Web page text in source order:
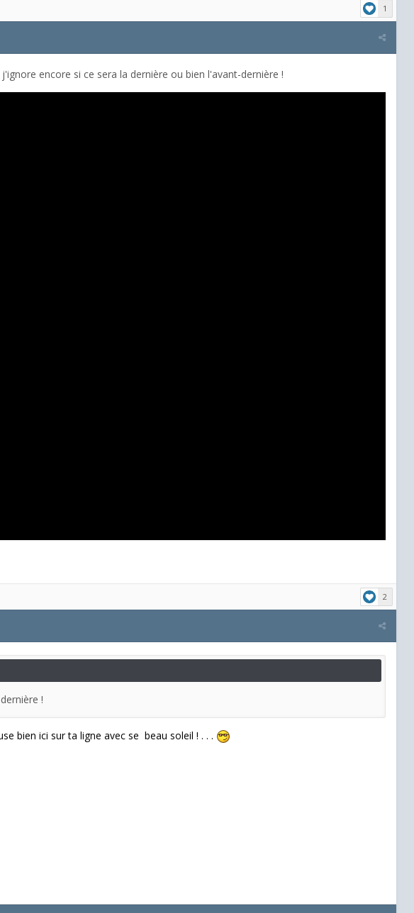
1
encore si ce sera la dernière ou bien l'avant-dernière !
2
!
bien ici sur ta ligne avec se beau soleil ! . . .